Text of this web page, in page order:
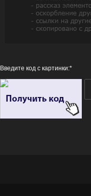
Введите код с картинки:*